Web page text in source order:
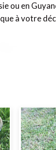
ou en
à votre